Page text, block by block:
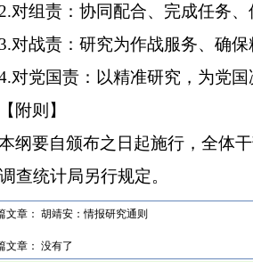
2.对组责：协同配合、完成任务
3.对战责：研究为作战服务、确
对党国责：以精准研究，为党
【附则】
纲要自颁布之日起施行，全体
查统计局另行规定。
文章： 胡靖安：情报研究通则
文章： 没有了